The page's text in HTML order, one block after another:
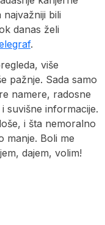
bili
danas želi
.
više
pažnje. Sada samo
namere, radosne
suvišne informacije.
i šta nemoralno
manje. Boli me
dajem, volim!